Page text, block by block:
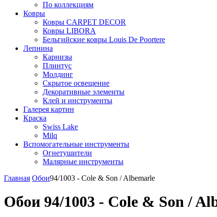
По коллекциям
Ковры
Ковры CARPET DECOR
Ковры LIBORA
Бельгийские ковры Louis De Poortere
Лепнина
Карнизы
Плинтус
Молдинг
Скрытое освещение
Декоративные элементы
Клей и инструменты
Галерея картин
Краска
Swiss Lake
Milq
Вспомогательные инструменты
Огнетушители
Малярные инструменты
Главная Обои94/1003 - Cole & Son / Albemarle
Обои 94/1003 - Cole & Son /